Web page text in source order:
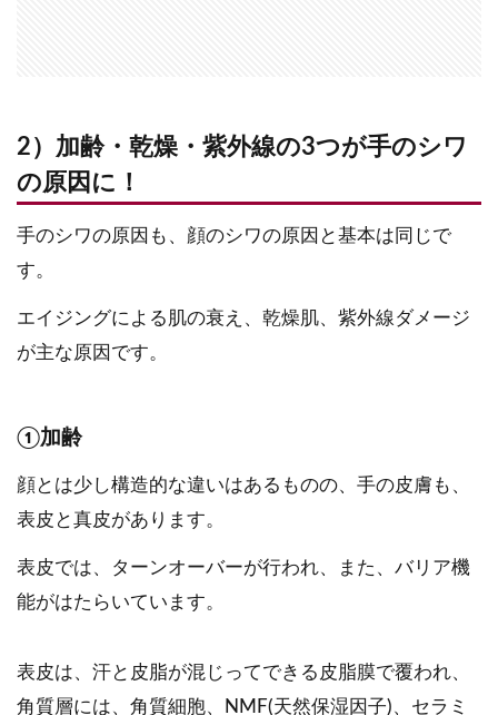
2）加齢・乾燥・紫外線の3つが手のシワ
の原因に！
手のシワの原因も、顔のシワの原因と基本は同じで
す。
エイジングによる肌の衰え、乾燥肌、紫外線ダメージ
が主な原因です。
①加齢
顔とは少し構造的な違いはあるものの、手の皮膚も、
表皮と真皮があります。
表皮では、ターンオーバーが行われ、また、バリア機
能がはたらいています。
表皮は、汗と皮脂が混じってできる皮脂膜で覆われ、
角質層には、角質細胞、NMF(天然保湿因子)、セラミ